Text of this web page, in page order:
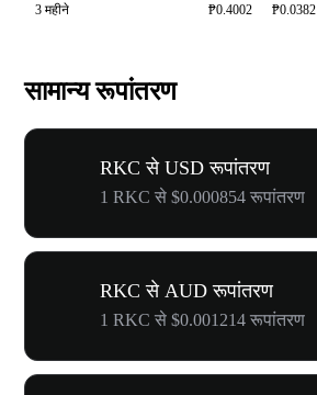
3 महीने
₱0.4002 ₱0.0382
सामान्य रूपांतरण
RKC से USD रूपांतरण
1 RKC से $0.000854 रूपांतरण
RKC से AUD रूपांतरण
1 RKC से $0.001214 रूपांतरण